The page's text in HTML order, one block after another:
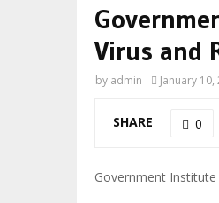
Virus and
by admin January 10,
SHARE 0
Government Institute